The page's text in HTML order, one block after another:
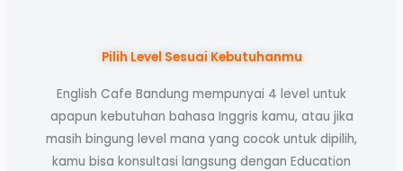
Pilih Level Sesuai Kebutuhanmu
English Cafe Bandung mempunyai 4 level untuk
apapun kebutuhan bahasa Inggris kamu, atau jika
masih bingung level mana yang cocok untuk dipilih,
kamu bisa konsultasi langsung dengan Education